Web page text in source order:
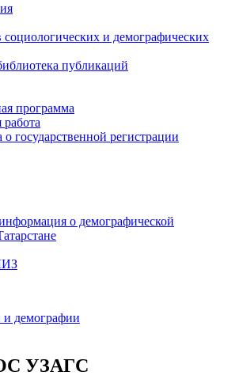
и демографических
публикаций
программа
о государственной регистрации
о демографической
и демографии
ОС УЗАГС